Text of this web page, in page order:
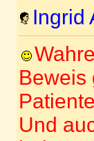
Ingrid
Beweis
Und